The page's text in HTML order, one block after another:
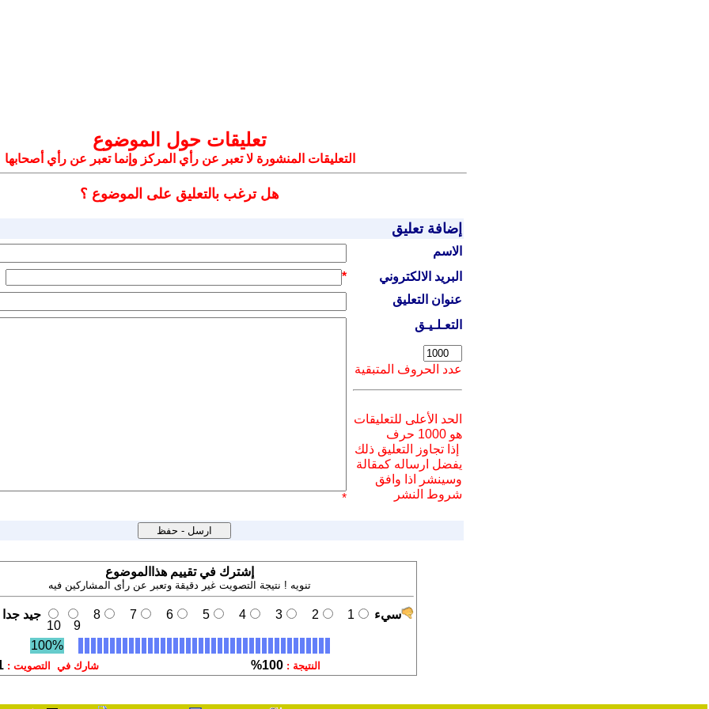
تعليقات حول الموضوع
التعليقات المنشورة لا تعبر عن رأي المركز وإنما تعبر عن رأي أصحابها
هل ترغب بالتعليق على الموضوع ؟
إضافة تعليق
الاسم
البريد الالكتروني
*
عنوان التعليق
التعـلـيـق
عدد الحروف المتبقية
الحد الأعلى للتعليقات
هو 1000 حرف
إذا تجاوز التعليق ذلك
يفضل ارساله كمقالة
وسينشر اذا وافق
شروط النشر
*
إشترك في تقييم هذاالموضوع
تنويه ! نتيجة التصويت غير دقيقة وتعبر عن رأى المشاركين فيه
سيء 1
2
3
4
5
6
7
8
9
10
جيد جدا
100%
النتيجة :100% شارك في التصويت :